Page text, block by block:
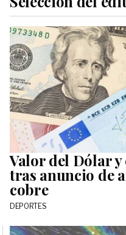
Valor del Dólar
tras anuncio de
cobre
DEPORTES